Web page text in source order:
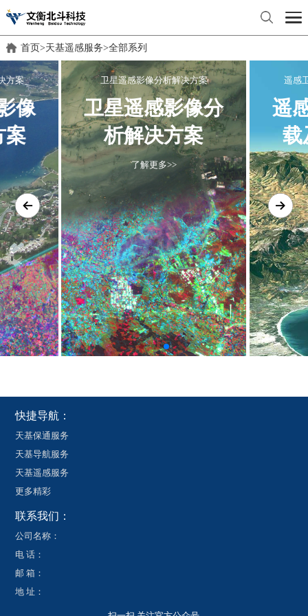
首页>天基遥感服务>全部系列
方案
像
案
卫星遥感影像分析解决方案
卫星遥感影像分
析解决方案
了解更多>>
遥感
遥
载
快捷导航：
天基保通服务
天基导航服务
天基遥感服务
更多精彩
联系我们：
公司名称：
电 话：
邮 箱：
地 址：